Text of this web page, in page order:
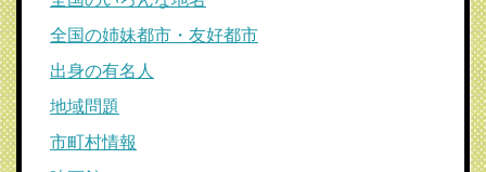
全国の姉妹都市・友好都市
出身の有名人
地域問題
市町村情報